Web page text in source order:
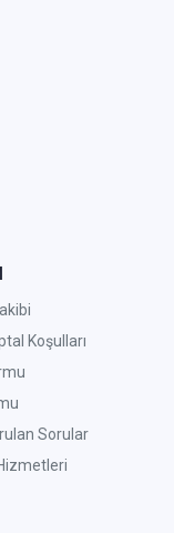
Koşulları
Sorular